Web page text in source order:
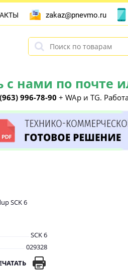
нами по почте
996-78-90 + WAp и TG.
zakaz@pnevmo.ru
SCK 6
SCK 6
029328